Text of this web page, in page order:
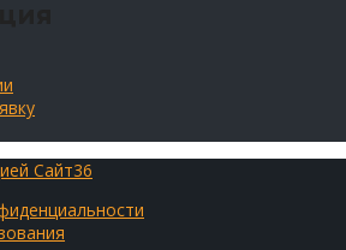
Сайт36